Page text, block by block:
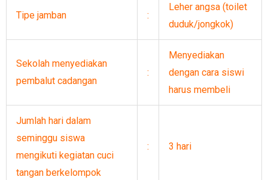
Tipe jamban :
Leher angsa (toilet
duduk/jongkok)
Sekolah menyediakan
pembalut cadangan
:
Menyediakan
dengan cara siswi
harus membeli
Jumlah hari dalam
seminggu siswa
mengikuti kegiatan cuci
tangan berkelompok
: 3 hari